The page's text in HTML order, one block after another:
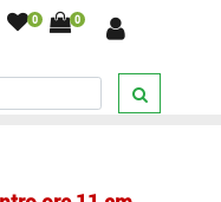
0 0
a farfalla papillon seta